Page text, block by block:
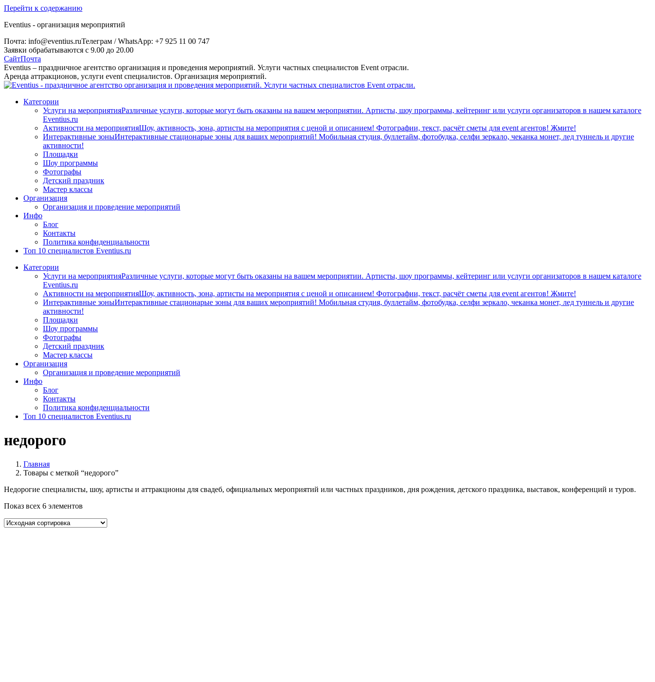
Перейти к содержанию
Eventius - организация мероприятий
Почта: info@eventius.ruТелеграм / WhatsApp: +7 925 11 00 747
Заявки обрабатываются с 9.00 до 20.00
СайтПочта
Eventius – праздничное агентство организация и проведения мероприятий. Услуги частных специалистов Event отрасли.
Аренда аттракционов, услуги event специалистов. Организация мероприятий.
Категории
Услуги на мероприятияРазличные услуги, которые могут быть оказаны на вашем мероприятии. Артисты, шоу программы, кейтеринг или услуги организаторов в нашем каталоге
Eventius.ru
Активности на мероприятияШоу, активность, зона, артисты на мероприятия с ценой и описанием! Фотографии, текст, расчёт сметы для event агентов! Жмите!
Интерактивные зоныИнтерактивные стационарые зоны для ваших мероприятий! Мобильная студия, буллетайм, фотобудка, селфи зеркало, чеканка монет, лед туннель и другие
активности!
Площадки
Шоу программы
Фотографы
Детский праздник
Мастер классы
Организация
Организация и проведение мероприятий
Инфо
Блог
Контакты
Политика конфиденциальности
Топ 10 специалистов Eventius.ru
Категории
Услуги на мероприятияРазличные услуги, которые могут быть оказаны на вашем мероприятии. Артисты, шоу программы, кейтеринг или услуги организаторов в нашем каталоге
Eventius.ru
Активности на мероприятияШоу, активность, зона, артисты на мероприятия с ценой и описанием! Фотографии, текст, расчёт сметы для event агентов! Жмите!
Интерактивные зоныИнтерактивные стационарые зоны для ваших мероприятий! Мобильная студия, буллетайм, фотобудка, селфи зеркало, чеканка монет, лед туннель и другие
активности!
Площадки
Шоу программы
Фотографы
Детский праздник
Мастер классы
Организация
Организация и проведение мероприятий
Инфо
Блог
Контакты
Политика конфиденциальности
Топ 10 специалистов Eventius.ru
недорого
Главная
Товары с меткой “недорого”
Недорогие специалисты, шоу, артисты и аттракционы для свадеб, официальных мероприятий или частных праздников, дня рождения, детского праздника, выставок, конференций и туров.
Показ всех 6 элементов